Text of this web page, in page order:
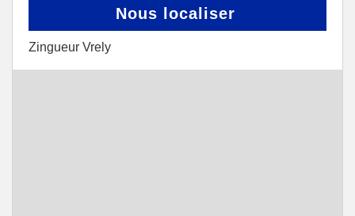
Nous localiser
Zingueur Vrely